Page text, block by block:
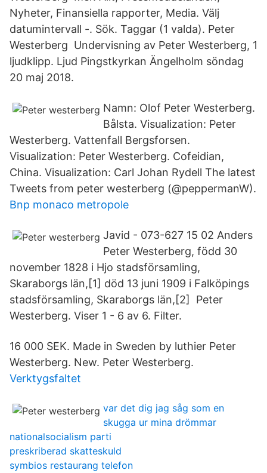
Nyheter, Finansiella rapporter, Media. Välj
datumintervall -. Sök. Taggar (1 valda). Peter
Westerberg Undervisning av Peter Westerberg, 1
ljudklipp. Ljud Pingstkyrkan Ängelholm söndag
20 maj 2018.
Namn: Olof Peter Westerberg.
Bålsta. Visualization: Peter
Westerberg. Vattenfall Bergsforsen.
Visualization: Peter Westerberg. Cofeidian,
China. Visualization: Carl Johan Rydell The latest
Tweets from peter westerberg (@peppermanW).
Bnp monaco metropole
Javid - 073-627 15 02 Anders
Peter Westerberg, född 30
november 1828 i Hjo stadsförsamling,
Skaraborgs län,[1] död 13 juni 1909 i Falköpings
stadsförsamling, Skaraborgs län,[2] Peter
Westerberg. Viser 1 - 6 av 6. Filter.
16 000 SEK. Made in Sweden by luthier Peter
Westerberg. New. Peter Westerberg.
Verktygsfaltet
var det dig jag såg som en
skugga ur mina drömmar
nationalsocialism parti
preskriberad skatteskuld
symbios restaurang telefon